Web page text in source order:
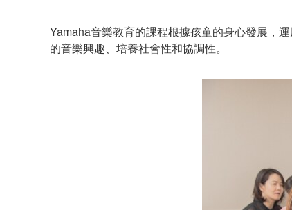
Yamaha音樂教育的課程根據孩童的身心發展，
的音樂興趣、培養社會性和協調性。